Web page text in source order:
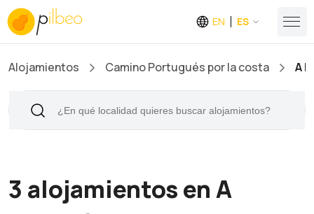
EN ES
Alojamientos Camino Portugués por la costa A
3 alojamientos en A